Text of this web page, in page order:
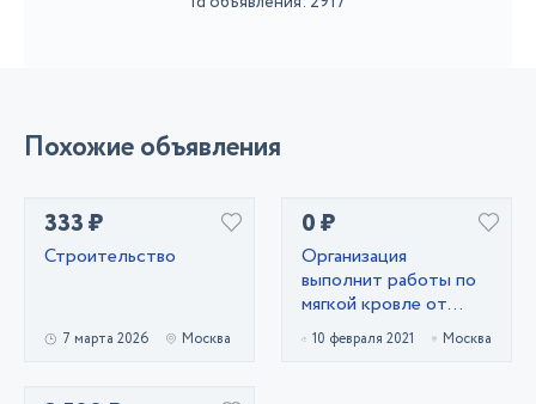
Похожие объявления
333 ₽
Строительство
7 марта 2026 Москва
0 ₽
Организация
выполнит работы по
мягкой кровле от
5000-300000 м2
10 февраля 2021 Москва